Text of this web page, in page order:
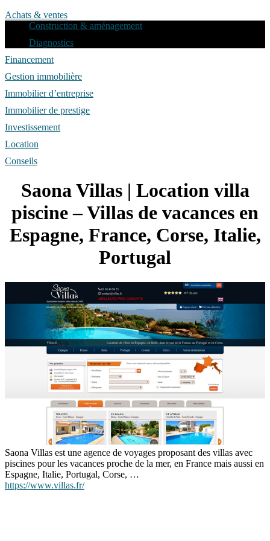
Achats & ventes
Construction & aménagement
Diagnostics
Financement
Gestion immobilière
Immobilier d’entreprise
Immobilier de prestige
Investissement
Location
Conseils
Saona Villas | Location villa
piscine – Villas de vacances en
Espagne, France, Corse, Italie,
Portugal
Saona Villas est une agence de voyages proposant des villas avec
piscines pour les vacances proche de la mer, en France mais aussi en
Espagne, Italie, Portugal, Corse, …
https://www.villas.fr/